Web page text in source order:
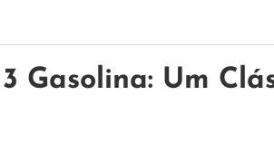
Gasolina: Um